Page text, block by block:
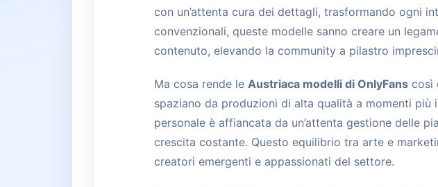
con un’attenta cura dei dettagli, trasformando ogni
convenzionali, queste modelle sanno creare un
contenuto, elevando la community a pilastro
Ma cosa rende le Austriaca modelli di OnlyFans così
spaziano da produzioni di alta qualità a momenti
personale è affiancata da un’attenta gestione delle
crescita costante. Questo equilibrio tra arte e
creatori emergenti e appassionati del settore.